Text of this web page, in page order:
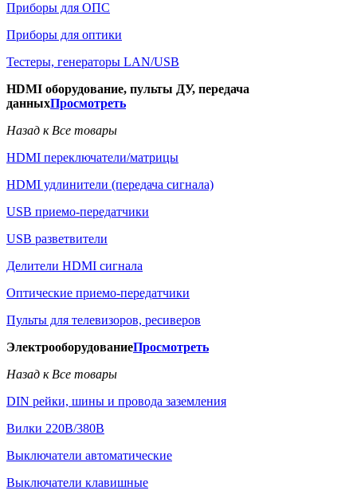
Приборы для ОПС
Приборы для оптики
Тестеры, генераторы LAN/USB
HDMI оборудование, пульты ДУ, передача
данныхПросмотреть
Назад к Все товары
HDMI переключатели/матрицы
HDMI удлинители (передача сигнала)
USB приемо-передатчики
USB разветвители
Делители HDMI сигнала
Оптические приемо-передатчики
Пульты для телевизоров, ресиверов
ЭлектрооборудованиеПросмотреть
Назад к Все товары
DIN рейки, шины и провода заземления
Вилки 220В/380В
Выключатели автоматические
Выключатели клавишные